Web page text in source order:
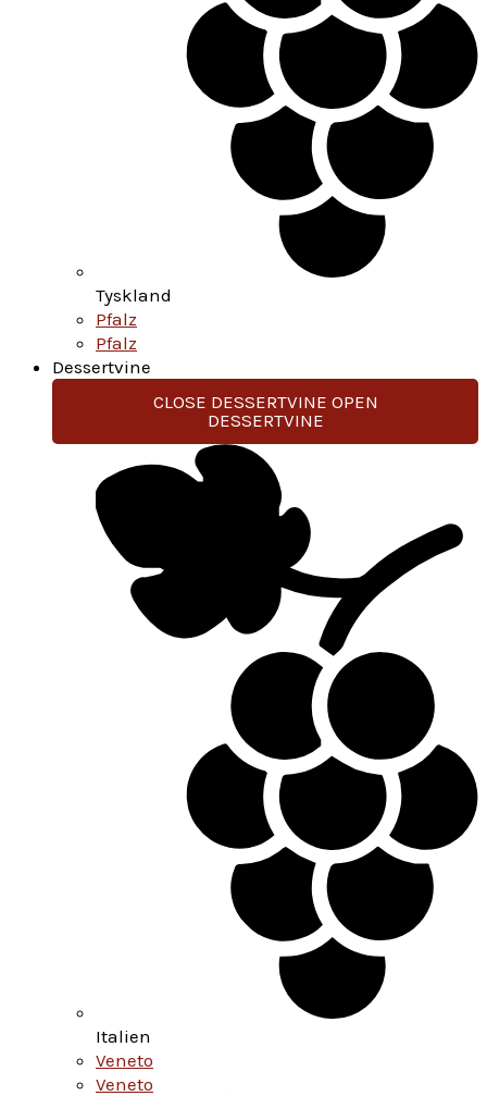
Tyskland
Pfalz
Pfalz
Dessertvine
CLOSE DESSERTVINE OPEN
DESSERTVINE
Italien
Veneto
Veneto